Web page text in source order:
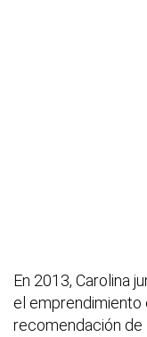
En 2013, Carolina
el emprendimiento
recomendación de